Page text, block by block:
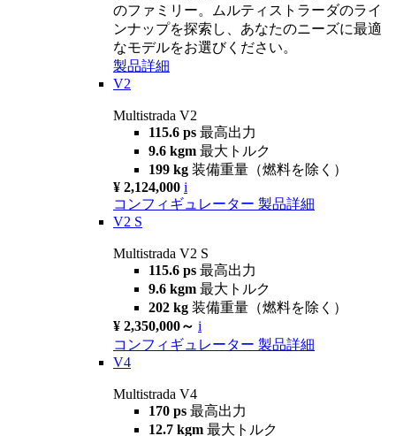
のファミリー。ムルティストラーダのライ
ンナップを探索し、あなたのニーズに最適
なモデルをお選びください。
製品詳細
V2
Multistrada V2
115.6 ps 最高出力
9.6 kgm 最大トルク
199 kg 装備重量（燃料を除く）
¥ 2,124,000 i
コンフィギュレーター 製品詳細
V2 S
Multistrada V2 S
115.6 ps 最高出力
9.6 kgm 最大トルク
202 kg 装備重量（燃料を除く）
¥ 2,350,000～ i
コンフィギュレーター 製品詳細
V4
Multistrada V4
170 ps 最高出力
12.7 kgm 最大トルク